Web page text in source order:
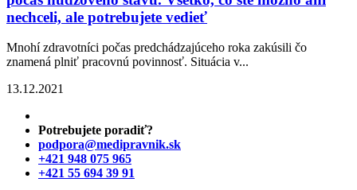
nechceli, ale potrebujete vedieť
Mnohí zdravotníci počas predchádzajúceho roka zakúsili čo
znamená plniť pracovnú povinnosť. Situácia v...
13.12.2021
Potrebujete poradiť?
podpora@medipravnik.sk
+421 948 075 965
+421 55 694 39 91